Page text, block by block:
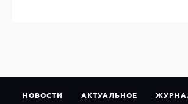
НОВОСТИ АКТУАЛЬНОЕ